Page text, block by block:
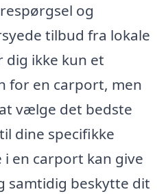
og
tilbud fra lokale
dig ikke kun et
for en carport, men
vælge det bedste
dine specifikke
en carport kan give
samtidig beskytte dit